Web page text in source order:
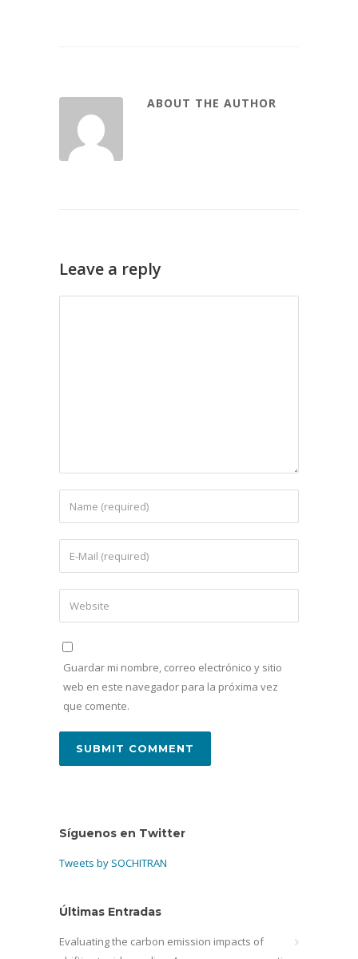
ABOUT THE AUTHOR
Leave a reply
Guardar mi nombre, correo electrónico y sitio
web en este navegador para la próxima vez
que comente.
Síguenos en Twitter
Tweets by SOCHITRAN
Últimas Entradas
Evaluating the carbon emission impacts of